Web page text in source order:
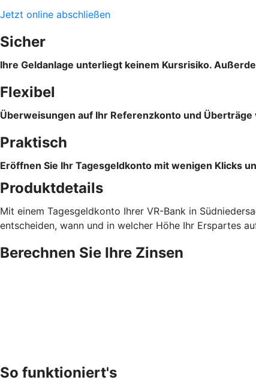
Jetzt online abschließen
Sicher
Ihre Geldanlage unterliegt keinem Kursrisiko.
Flexibel
Überweisungen auf Ihr Referenzkonto und
Praktisch
Eröffnen Sie Ihr Tagesgeldkonto mit wenigen Klicks
Produktdetails
Mit einem Tagesgeldkonto Ihrer VR-Bank in
entscheiden, wann und in welcher Höhe Ihr Erspartes
Berechnen Sie Ihre Zinsen
So funktioniert's